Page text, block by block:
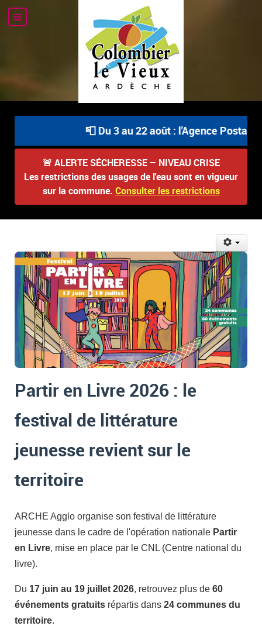
📮 Du 3 au 22 août : l'Agence Postale
🚨 ALERTE SÉCHERESSE – NIVEAU CRISE
Les restrictions des usages de l'eau sont en vigueur
sur la commune. Consulter les restrictions
Partir en Livre 2026 : le
festival de littérature
jeunesse revient sur le
territoire
ARCHE Agglo organise son festival de littérature
jeunesse dans le cadre de l'opération nationale Partir
en Livre, mise en place par le CNL (Centre national du
livre).
Du 17 juin au 19 juillet 2026, retrouvez plus de 60
événements gratuits répartis dans 24 communes du
territoire.